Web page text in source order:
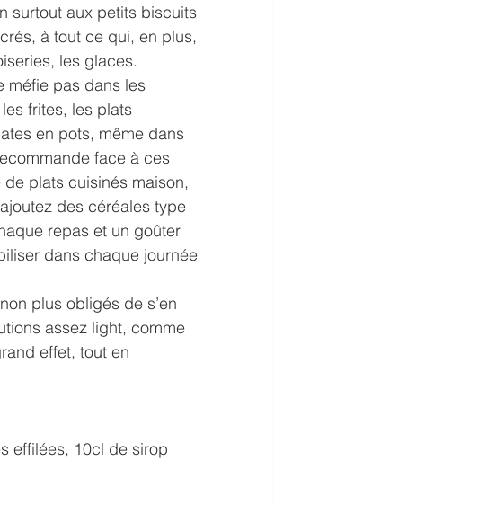
surtout aux petits biscuits
à tout ce qui, en plus,
les glaces.
méfie pas dans les
frites, les plats
en pots, même dans
face à ces
plats cuisinés maison,
des céréales type
repas et un goûter
dans chaque journée
plus obligés de s’en
assez light, comme
effet, tout en
effilées, 10cl de sirop